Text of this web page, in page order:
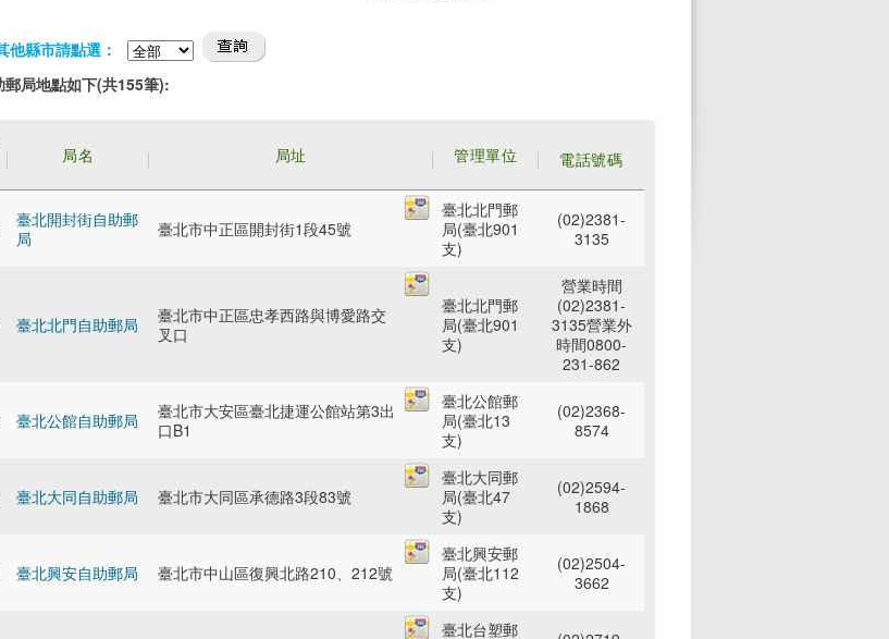
他縣市請點選：
郵局地點如下(共155筆):
局名 局址 管理單位 電話號碼
臺北開封街自助郵
局
臺北市中正區開封街1段45號
臺北北門郵
局(臺北901
支)
(02)2381-
3135
臺北北門自助郵局
臺北市中正區忠孝西路與博愛路交
叉口
臺北北門郵
局(臺北901
支)
營業時間
(02)2381-
3135營業外
時間0800-
231-862
臺北公館自助郵局
臺北市大安區臺北捷運公館站第3出
口B1
臺北公館郵
局(臺北13
支)
(02)2368-
8574
臺北大同自助郵局 臺北市大同區承德路3段83號
臺北大同郵
局(臺北47
支)
(02)2594-
1868
臺北興安自助郵局 臺北市中山區復興北路210、212號
臺北興安郵
局(臺北112
支)
(02)2504-
3662
臺北台塑郵